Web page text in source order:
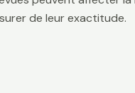
de leur exactitude.